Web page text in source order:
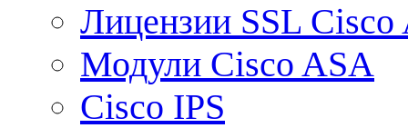
Лицензии SSL Cisco
Модули Cisco ASA
Cisco IPS